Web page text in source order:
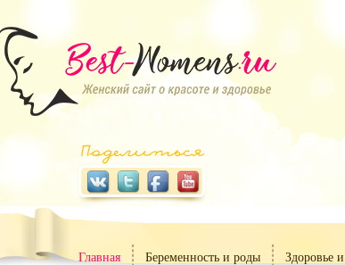
Главная Беременность и роды Здоровье